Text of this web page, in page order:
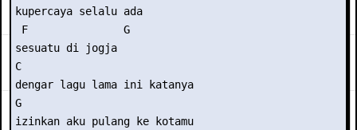
kupercaya selalu ada
F               G
sesuatu di jogja
C
dengar lagu lama ini katanya
G
izinkan aku pulang ke kotamu